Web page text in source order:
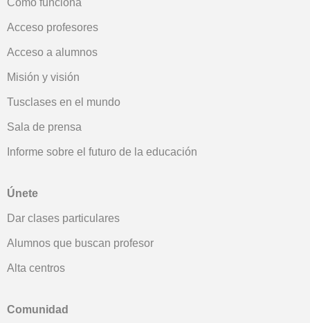
Cómo funciona
Acceso profesores
Acceso a alumnos
Misión y visión
Tusclases en el mundo
Sala de prensa
Informe sobre el futuro de la educación
Únete
Dar clases particulares
Alumnos que buscan profesor
Alta centros
Comunidad